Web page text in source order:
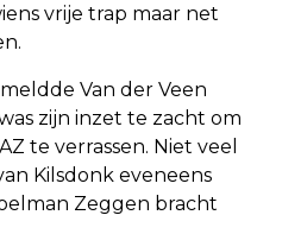
vrije trap maar net
Van der Veen
zijn inzet te zacht om
te verrassen. Niet veel
Kilsdonk eveneens
Zeggen bracht